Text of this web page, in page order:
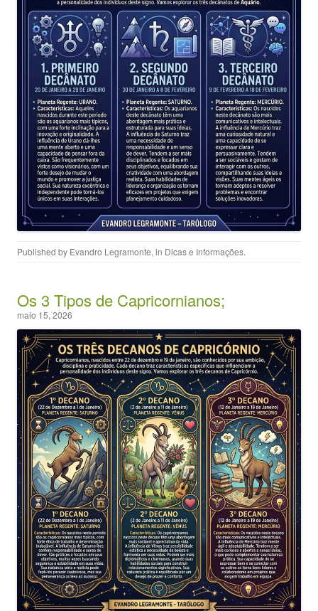
Published by Evandro Legramonte, in Dicas e Informações.
Os 3 Tipos de Capricornianos;
maio 15, 2026